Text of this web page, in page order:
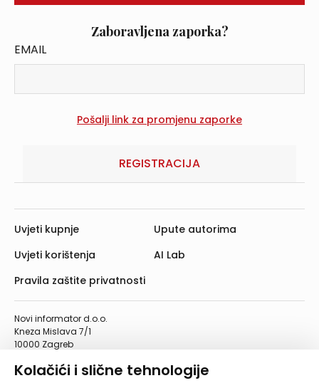
Kolačići i slične tehnologije
Zaboravljena zaporka?
EMAIL
REGISTRACIJA
Novi informator d.o.o.
Kneza Mislava 7/1
10000 Zagreb
Telefaks: 01/4612-553
Uvjeti kupnje
Uvjeti korištenja
Pravila zaštite privatnosti
Upute autorima
AI Lab